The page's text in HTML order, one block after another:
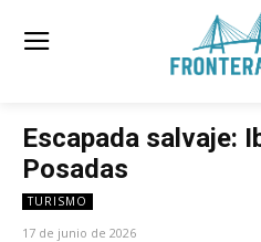
Escapada salvaje:
Posadas
TURISMO
17 de junio de 2026